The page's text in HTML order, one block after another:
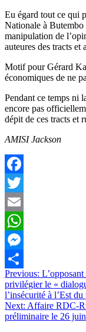
Eu égard tout ce qui
Nationale à
manipulation de
auteures des tracts et
Motif pour Gérard
économiques de ne
Pendant ce temps ni
encore pas
dépit de ces tracts et
AMISI Jackson
Facebook
Twitter
Email
WhatsApp
Messenger
Partager
Navigation
de
l’article
Previous:
privilégier le «
l’insécurité à l’Est du
Next: Affaire RDC-
préliminaire le 26